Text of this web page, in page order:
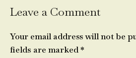
Leave a Comment
Your email address will not be
fields are marked*